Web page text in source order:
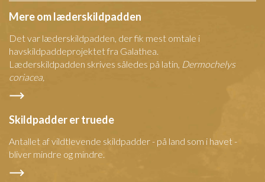
Mere om læderskildpadden
Det var læderskildpadden, der fik mest omtale i
havskildpaddeprojektet fra Galathea.
Læderskildpadden skrives således på latin, Dermochelys
coriacea,
Skildpadder er truede
Antallet af vildtlevende skildpadder - på land som i havet -
bliver mindre og mindre.